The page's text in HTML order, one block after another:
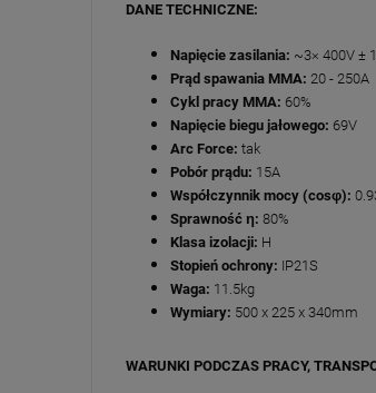
DANE TECHNICZNE:
Napięcie zasilania: ~3× 400V ±
Prąd spawania MMA: 20 - 250A
Cykl pracy MMA: 60%
Napięcie biegu jałowego: 69V
Arc Force: tak
Pobór prądu: 15A
Współczynnik mocy (cosφ):
Sprawność η: 80%
Klasa izolacji: H
Stopień ochrony: IP21S
Waga: 11.5kg
Wymiary: 500 x 225 x 340mm
WARUNKI PODCZAS PRACY,